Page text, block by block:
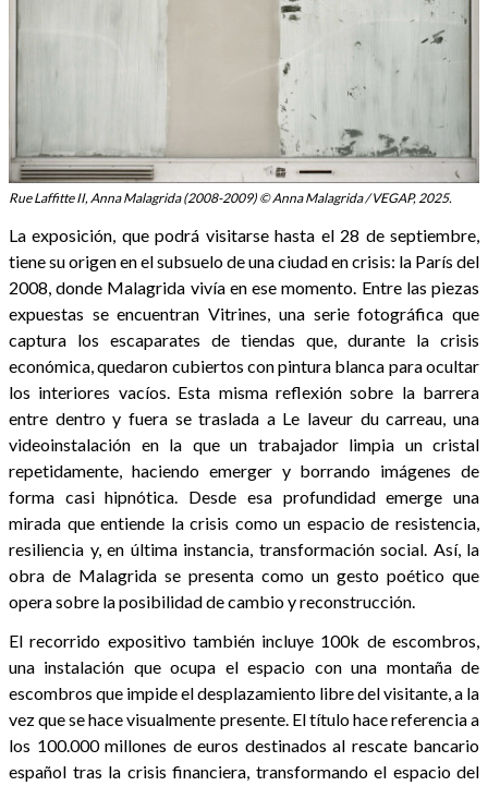
Rue Laffitte II, Anna Malagrida (2008-2009) © Anna Malagrida / VEGAP, 2025.
La exposición, que podrá visitarse hasta el 28 de septiembre,
tiene su origen en el subsuelo de una ciudad en crisis: la París del
2008, donde Malagrida vivía en ese momento. Entre las piezas
expuestas se encuentran Vitrines, una serie fotográfica que
captura los escaparates de tiendas que, durante la crisis
económica, quedaron cubiertos con pintura blanca para ocultar
los interiores vacíos. Esta misma reflexión sobre la barrera
entre dentro y fuera se traslada a Le laveur du carreau, una
videoinstalación en la que un trabajador limpia un cristal
repetidamente, haciendo emerger y borrando imágenes de
forma casi hipnótica. Desde esa profundidad emerge una
mirada que entiende la crisis como un espacio de resistencia,
resiliencia y, en última instancia, transformación social. Así, la
obra de Malagrida se presenta como un gesto poético que
opera sobre la posibilidad de cambio y reconstrucción.
El recorrido expositivo también incluye 100k de escombros,
una instalación que ocupa el espacio con una montaña de
escombros que impide el desplazamiento libre del visitante, a la
vez que se hace visualmente presente. El título hace referencia a
los 100.000 millones de euros destinados al rescate bancario
español tras la crisis financiera, transformando el espacio del